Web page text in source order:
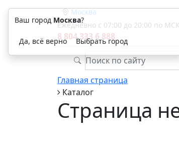
Москва
Ежедневно с 07:00 до 20:00 по МСК
8 804 333 6 888
Главная страница
Каталог
Страница
Ваш город Москва?
Да, всё верно Выбрать город